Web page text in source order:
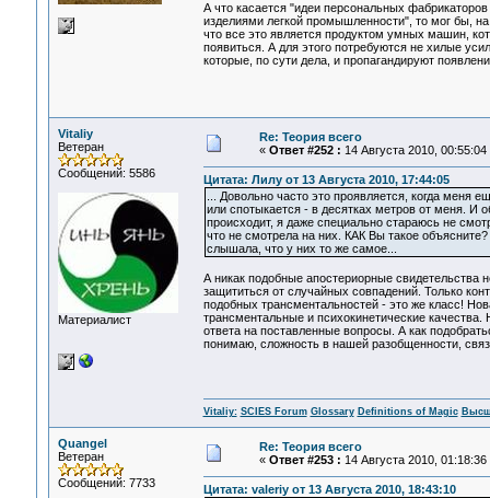
А что касается "идеи персональных
изделиями легкой промышленности", то мог бы,
что все это является продуктом умных машин,
появиться. А для этого потребуются не хилые
которые, по сути дела, и пропагандируют
Vitaliy
Ветеран
Сообщений: 5586
Материалист
Re: Теория всего
« Ответ #252 : 14 Августа 2010, 00:55:04
Цитата: Лилу от 13 Августа 2010, 17:44:05
... Довольно часто это проявляется, когда меня
или спотыкается - в десятках метров от меня. И
происходит, я даже специально стараюсь не
что не смотрела на них. КАК Вы такое
слышала, что у них то же самое...
А никак подобные апостериорные
защититься от случайных совпадений. Только
подобных трансментальностей - это же класс!
трансментальные и психокинетические
ответа на поставленные вопросы. А как
понимаю, сложность в нашей разобщенности,
Vitaliy: SCIES Forum Glossary Definitions of Magic
Quangel
Ветеран
Сообщений: 7733
Re: Теория всего
« Ответ #253 : 14 Августа 2010, 01:18:36
Цитата: valeriy от 13 Августа 2010, 18:43:10